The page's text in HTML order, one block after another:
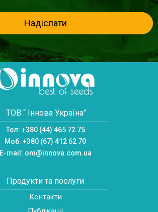
Надіслати
ТОВ “ Іннова Україна”
Тел: +380 (44) 465 72 75
Моб: +380 (67) 412 62 70
E-mail: om@innova.com.ua
Продукти та послуги
Контакти